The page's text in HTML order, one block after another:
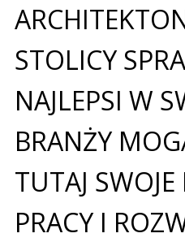
STOLICY
NAJLEPSI W
BRANŻY
TUTAJ SWOJE
PRACY I